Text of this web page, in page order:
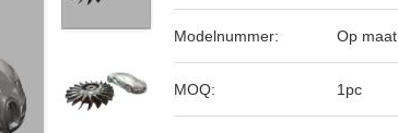
Modelnummer: Op maat
MOQ: 1pc